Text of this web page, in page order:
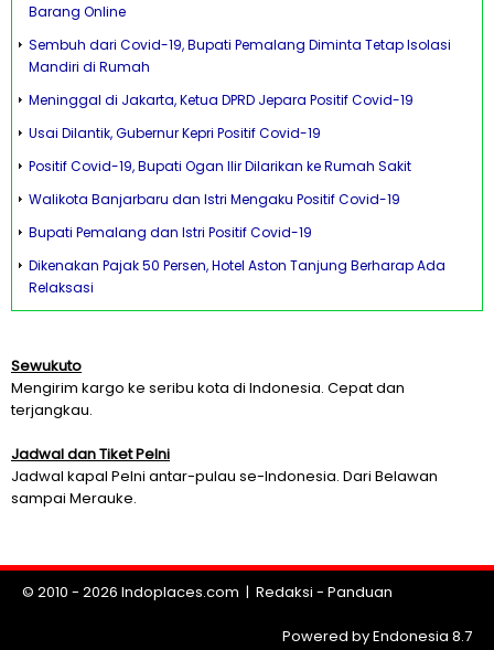
Barang Online
Sembuh dari Covid-19, Bupati Pemalang Diminta Tetap Isolasi
Mandiri di Rumah
Meninggal di Jakarta, Ketua DPRD Jepara Positif Covid-19
Usai Dilantik, Gubernur Kepri Positif Covid-19
Positif Covid-19, Bupati Ogan Ilir Dilarikan ke Rumah Sakit
Walikota Banjarbaru dan Istri Mengaku Positif Covid-19
Bupati Pemalang dan Istri Positif Covid-19
Dikenakan Pajak 50 Persen, Hotel Aston Tanjung Berharap Ada
Relaksasi
Sewukuto
Mengirim kargo ke seribu kota di Indonesia. Cepat dan
terjangkau.
Jadwal dan Tiket Pelni
Jadwal kapal Pelni antar-pulau se-Indonesia. Dari Belawan
sampai Merauke.
© 2010 - 2026 Indoplaces.com | Redaksi - Panduan
Powered by Endonesia 8.7